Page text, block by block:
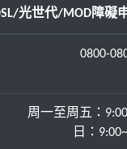
光世代/MOD障礙
0800-
周一至周五：
日：